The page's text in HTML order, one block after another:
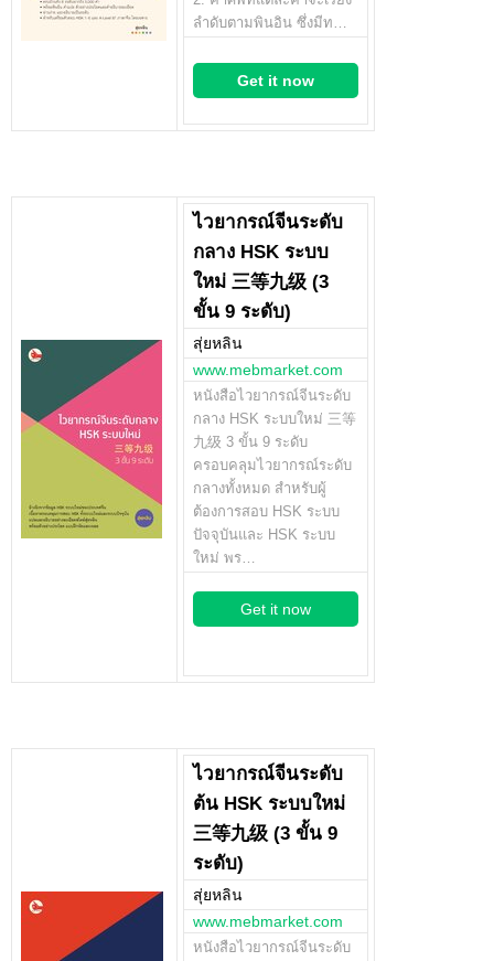
ลำดับตามพินอิน ซึ่งมีท…
Get it now
ไวยากรณ์จีนระดับ
กลาง HSK ระบบ
ใหม่ 三等九级 (3
ขั้น 9 ระดับ)
สุ่ยหลิน
www.mebmarket.com
หนังสือไวยากรณ์จีนระดับ
กลาง HSK ระบบใหม่ 三等
九级 3 ขั้น 9 ระดับ
ครอบคลุมไวยากรณ์ระดับ
กลางทั้งหมด สำหรับผู้
ต้องการสอบ HSK ระบบ
ปัจจุบันและ HSK ระบบ
ใหม่ พร…
Get it now
ไวยากรณ์จีนระดับ
ต้น HSK ระบบใหม่
三等九级 (3 ขั้น 9
ระดับ)
สุ่ยหลิน
www.mebmarket.com
หนังสือไวยากรณ์จีนระดับ